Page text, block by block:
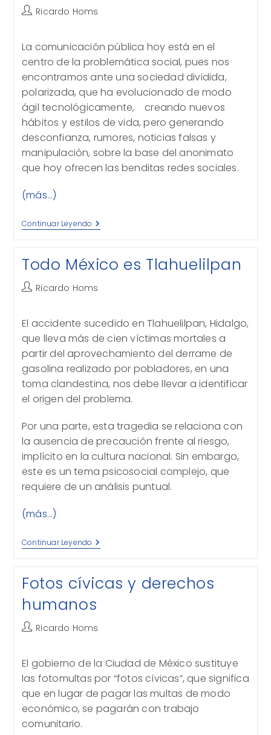
Autor
entrada:
Ricardo Homs
La comunicación pública hoy está en el
centro de la problemática social, pues nos
encontramos ante una sociedad dividida,
polarizada, que ha evolucionado de modo
ágil tecnológicamente, creando nuevos
hábitos y estilos de vida, pero generando
desconfianza, rumores, noticias falsas y
manipulación, sobre la base del anonimato
que hoy ofrecen las benditas redes sociales.
(más…)
Continuar Leyendo Los
Medios
Y
La
Todo México es Tlahuelilpan
Autor
entrada:
Ricardo Homs
El accidente sucedido en Tlahuelilpan, Hidalgo,
que lleva más de cien víctimas mortales a
partir del aprovechamiento del derrame de
gasolina realizado por pobladores, en una
toma clandestina, nos debe llevar a identificar
el origen del problema.
Por una parte, esta tragedia se relaciona con
la ausencia de precaución frente al riesgo,
implícito en la cultura nacional. Sin embargo,
este es un tema psicosocial complejo, que
requiere de un análisis puntual.
(más…)
Continuar Leyendo Todo
México
Fotos cívicas y derechos
humanos
Autor
entrada:
Ricardo Homs
El gobierno de la Ciudad de México sustituye
las fotomultas por “fotos cívicas”, que significa
que en lugar de pagar las multas de modo
económico, se pagarán con trabajo
comunitario.